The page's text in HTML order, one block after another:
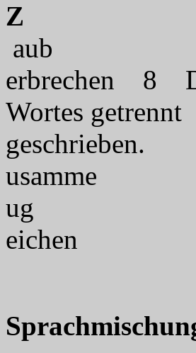
Z
erbrechen 8
Wortes getrennt
eichen